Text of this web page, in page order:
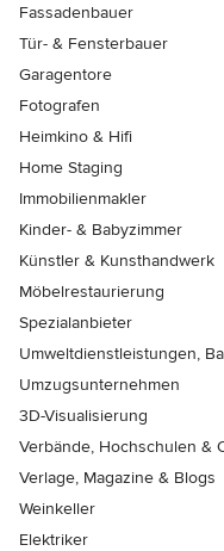
Fassadenbauer
Tür- & Fensterbauer
Garagentore
Fotografen
Heimkino & Hifi
Home Staging
Immobilienmakler
Kinder- & Babyzimmer
Künstler & Kunsthandwerk
Möbelrestaurierung
Spezialanbieter
Umweltdienstleistungen,
Umzugsunternehmen
3D-Visualisierung
Verbände, Hochschulen &
Verlage, Magazine & Blogs
Weinkeller
Elektriker